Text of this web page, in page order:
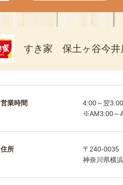
すき家 保土ヶ谷今井
営業時間
4:00～翌3:00
※AM3:00～
住所
〒240-0035
神奈川県横